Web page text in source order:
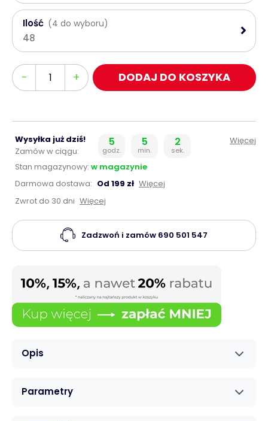
Opis
Parametry
Ilość (4 do wyboru)
48
-
Ilość + DODAJ DO KOSZYKA
Wysyłka już dziś!
Zamów w ciągu:
5
godz.
5
min.
2
sek.
Więcej
Stan magazynowy: w magazynie
Darmowa dostawa: Od 199 zł Więcej
Zwrot do 30 dni Więcej
Zadzwoń i zamów 690 501 547